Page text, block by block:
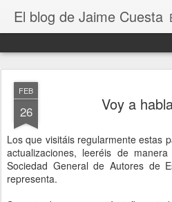
El blog de Jaime Cuesta
FEB
26 Voy a
Los que visitáis regularmente estas
actualizaciones, leeréis de
Sociedad General de Autores de
representa.